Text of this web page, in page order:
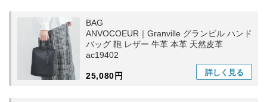
BAG
ANVOCOEUR｜Granville グランビル ハンド
バッグ 鞄 レザー 牛革 本革 天然皮革
ac19402
25,080円 詳しく 見る